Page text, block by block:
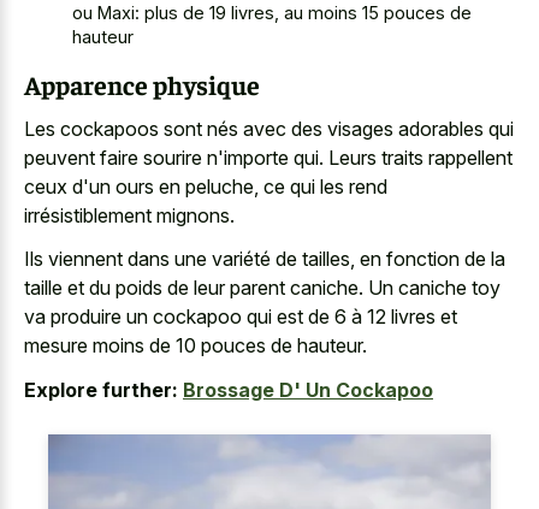
ou Maxi: plus de 19 livres, au moins 15 pouces de
hauteur
Apparence physique
Les cockapoos sont nés avec des visages adorables qui
peuvent faire sourire n'importe qui. Leurs traits rappellent
ceux d'un ours en peluche, ce qui les rend
irrésistiblement mignons.
Ils viennent dans une variété de tailles, en fonction de la
taille et du poids de leur parent caniche. Un caniche toy
va produire un cockapoo qui est de 6 à 12 livres et
mesure moins de 10 pouces de hauteur.
Explore further: Brossage D' Un Cockapoo